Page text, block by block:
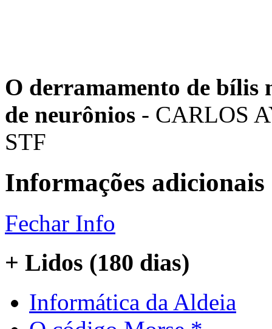
O derramamento de bílis
de neurônios - CARLOS
STF
Informações adicionais
Fechar Info
+ Lidos (180 dias)
Informática da Aldeia